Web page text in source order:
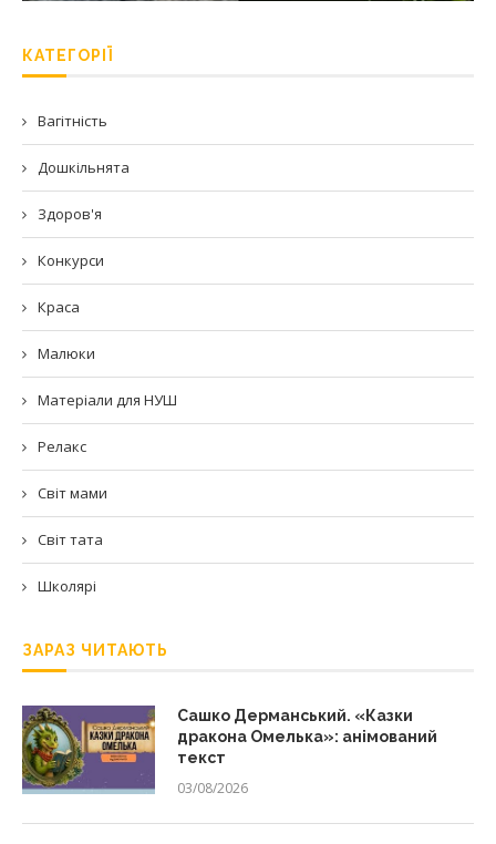
КАТЕГОРІЇ
Вагітність
Дошкільнята
Здоров'я
Конкурси
Краса
Малюки
Матеріали для НУШ
Релакс
Світ мами
Світ тата
Школярі
ЗАРАЗ ЧИТАЮТЬ
Сашко Дерманський. «Казки
дракона Омелька»: анімований
текст
03/08/2026